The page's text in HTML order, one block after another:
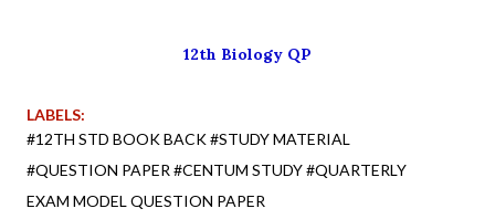
12th Biology QP
LABELS:
#12TH STD BOOK BACK #STUDY MATERIAL
#QUESTION PAPER #CENTUM STUDY #QUARTERLY
EXAM MODEL QUESTION PAPER